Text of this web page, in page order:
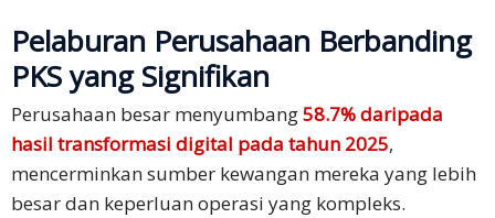
Pelaburan Perusahaan Berbanding
PKS yang Signifikan
Perusahaan besar menyumbang58.7% daripada
hasil transformasi digital pada tahun 2025,
mencerminkan sumber kewangan mereka yang lebih
besar dan keperluan operasi yang kompleks.